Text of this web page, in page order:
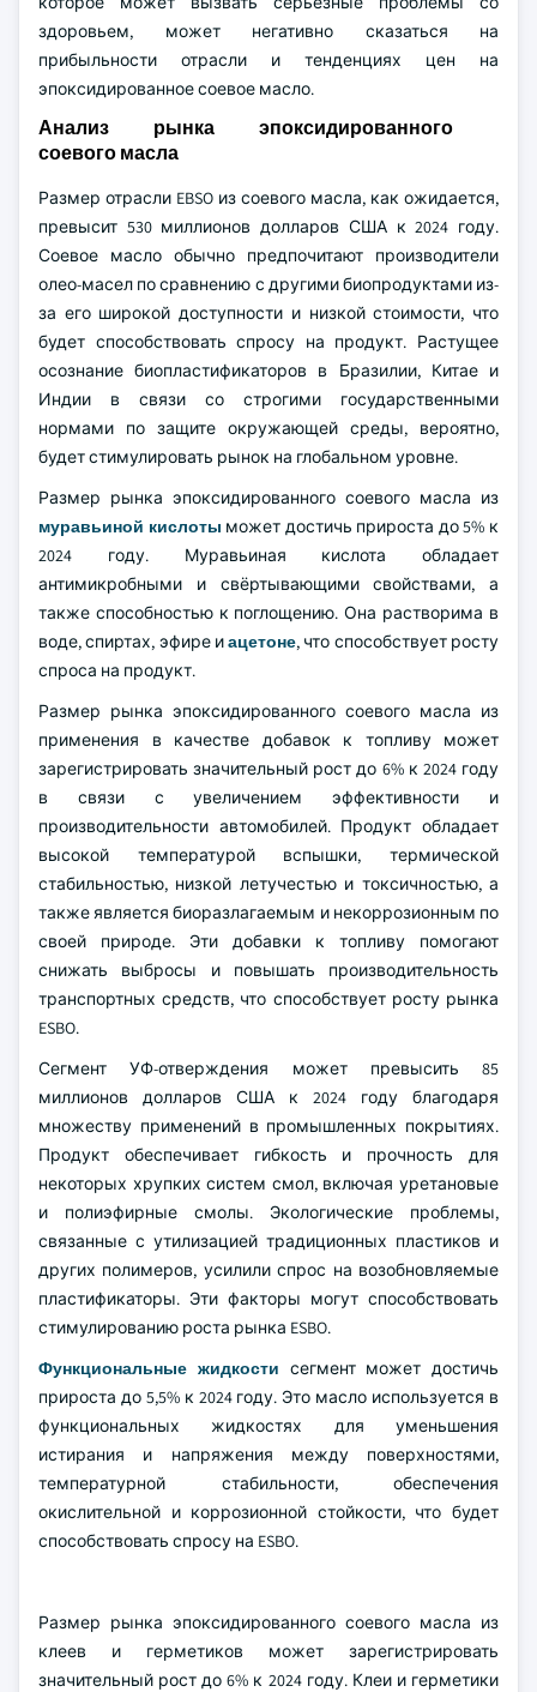
здоровьем, может негативно сказаться на
прибыльности отрасли и тенденциях цен на
эпоксидированное соевое масло.
Анализ рынка эпоксидированного
соевого масла
Размер отрасли EBSO из соевого масла, как ожидается,
превысит 530 миллионов долларов США к 2024 году.
Соевое масло обычно предпочитают производители
олео-масел по сравнению с другими биопродуктами из-
за его широкой доступности и низкой стоимости, что
будет способствовать спросу на продукт. Растущее
осознание биопластификаторов в Бразилии, Китае и
Индии в связи со строгими государственными
нормами по защите окружающей среды, вероятно,
будет стимулировать рынок на глобальном уровне.
Размер рынка эпоксидированного соевого масла из
муравьиной кислоты может достичь прироста до 5% к
2024 году. Муравьиная кислота обладает
антимикробными и свёртывающими свойствами, а
также способностью к поглощению. Она растворима в
воде, спиртах, эфире иацетоне, что способствует росту
спроса на продукт.
Размер рынка эпоксидированного соевого масла из
применения в качестве добавок к топливу может
зарегистрировать значительный рост до 6% к 2024 году
в связи с увеличением эффективности и
производительности автомобилей. Продукт обладает
высокой температурой вспышки, термической
стабильностью, низкой летучестью и токсичностью, а
также является биоразлагаемым и некоррозионным по
своей природе. Эти добавки к топливу помогают
снижать выбросы и повышать производительность
транспортных средств, что способствует росту рынка
ESBO.
Сегмент УФ-отверждения может превысить 85
миллионов долларов США к 2024 году благодаря
множеству применений в промышленных покрытиях.
Продукт обеспечивает гибкость и прочность для
некоторых хрупких систем смол, включая уретановые
и полиэфирные смолы. Экологические проблемы,
связанные с утилизацией традиционных пластиков и
других полимеров, усилили спрос на возобновляемые
пластификаторы. Эти факторы могут способствовать
стимулированию роста рынка ESBO.
Функциональные жидкости сегмент может достичь
прироста до 5,5% к 2024 году. Это масло используется в
функциональных жидкостях для уменьшения
истирания и напряжения между поверхностями,
температурной стабильности, обеспечения
окислительной и коррозионной стойкости, что будет
способствовать спросу на ESBO.
Размер рынка эпоксидированного соевого масла из
клеев и герметиков может зарегистрировать
значительный рост до 6% к 2024 году. Клеи и герметики